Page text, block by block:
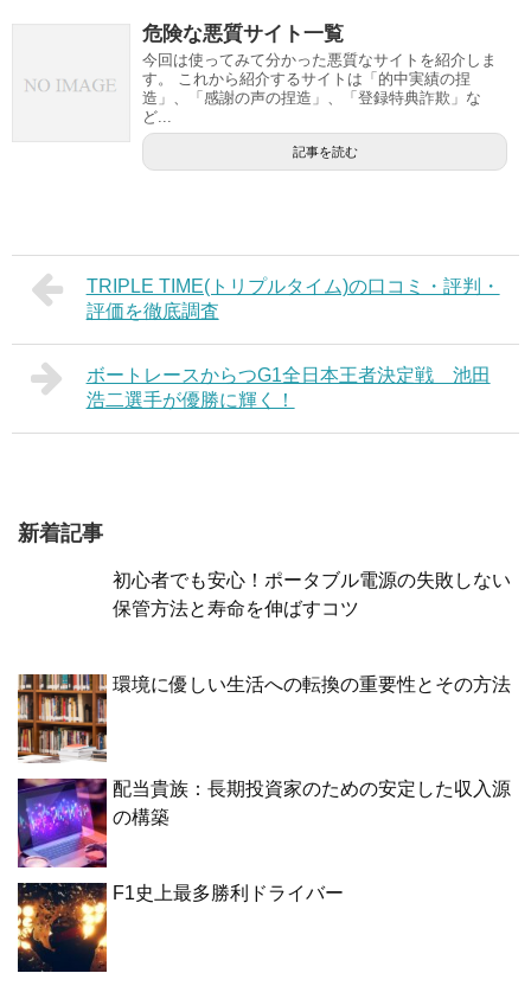
危険な悪質サイト一覧
今回は使ってみて分かった悪質なサイトを紹介しま
す。 これから紹介するサイトは「的中実績の捏
造」、「感謝の声の捏造」、「登録特典詐欺」な
ど...
記事を読む
TRIPLE TIME(トリプルタイム)の口コミ・評判・
評価を徹底調査
ボートレースからつG1全日本王者決定戦 池田
浩二選手が優勝に輝く！
新着記事
初心者でも安心！ポータブル電源の失敗しない
保管方法と寿命を伸ばすコツ
環境に優しい生活への転換の重要性とその方法
配当貴族：長期投資家のための安定した収入源
の構築
F1史上最多勝利ドライバー